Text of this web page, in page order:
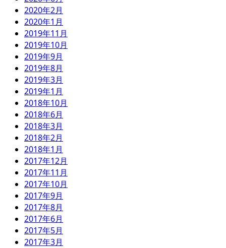
2020年2月
2020年1月
2019年11月
2019年10月
2019年9月
2019年8月
2019年3月
2019年1月
2018年10月
2018年6月
2018年3月
2018年2月
2018年1月
2017年12月
2017年11月
2017年10月
2017年9月
2017年8月
2017年6月
2017年5月
2017年3月